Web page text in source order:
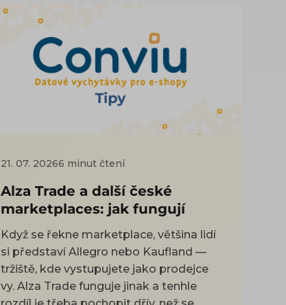
21. 07. 20266 minut čtení
Alza Trade a další české
marketplaces: jak fungují
Když se řekne marketplace, většina lidí
si představí Allegro nebo Kaufland —
tržiště, kde vystupujete jako prodejce
vy. Alza Trade funguje jinak a tenhle